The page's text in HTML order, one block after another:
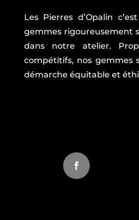
Les Pierres d’Opalin
gemmes rigoureusement
dans notre atelier.
compétitifs, nos gemmes
démarche équitable et